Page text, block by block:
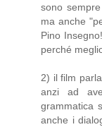
sono
ma anche
Pino
perché
2) il film
anzi ad
grammatica
anche i